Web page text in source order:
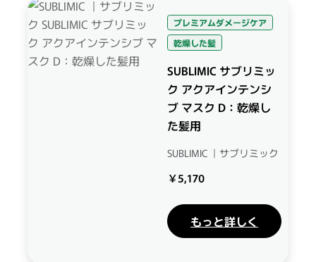
プレミアムダメージケア
乾燥した髪
SUBLIMIC サブリミッ
ク アクアインテンシ
ブ マスク D：乾燥し
た髪用
SUBLIMIC ｜サブリミック
￥5,170
もっと詳しく